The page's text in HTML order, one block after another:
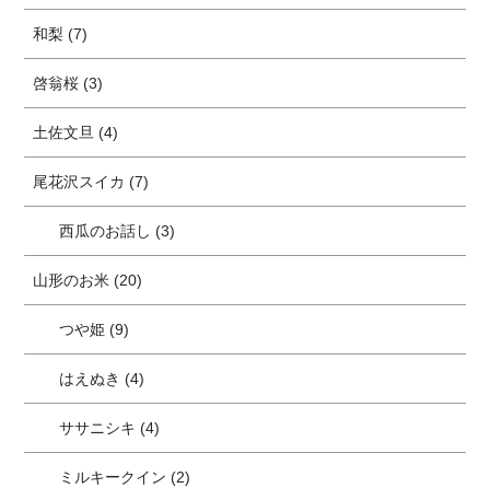
和梨 (7)
啓翁桜 (3)
土佐文旦 (4)
尾花沢スイカ (7)
西瓜のお話し (3)
山形のお米 (20)
つや姫 (9)
はえぬき (4)
ササニシキ (4)
ミルキークイン (2)